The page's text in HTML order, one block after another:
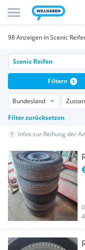
98 Anzeigen in Scenic
Bundesland
Filter zurücksetzen
Filtern 1
Infos zur Reihung der